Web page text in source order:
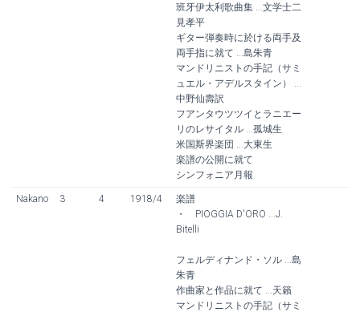
班牙伊太利歌曲集 ...文学士二
見孝平
ギター弾奏時に於ける両手及
両手指に就て ...島朱青
マンドリニストの手記（サミ
ュエル・アデルスタイン） ...
中野仙壽訳
フアンタウツツイとラニエー
リのレサイタル ...孤城生
米国斯界楽団 ...大東生
楽譜の公開に就て
シンフォニア月報
Nakano 3 4 1918/4
楽譜
・ PIOGGIA D'ORO ...J.
Bitelli
フェルディナンド・ソル ...島
朱青
作曲家と作品に就て ...天籟
マンドリニストの手記（サミ